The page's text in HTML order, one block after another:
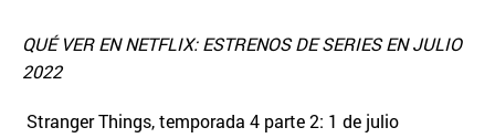
QUÉ VER EN NETFLIX: ESTRENOS DE SERIES EN JULIO
2022
Stranger Things, temporada 4 parte 2: 1 de julio